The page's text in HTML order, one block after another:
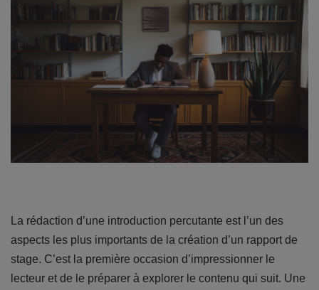
La rédaction d’une introduction percutante est l’un des
aspects les plus importants de la création d’un rapport de
stage. C’est la première occasion d’impressionner le
lecteur et de le préparer à explorer le contenu qui suit. Une